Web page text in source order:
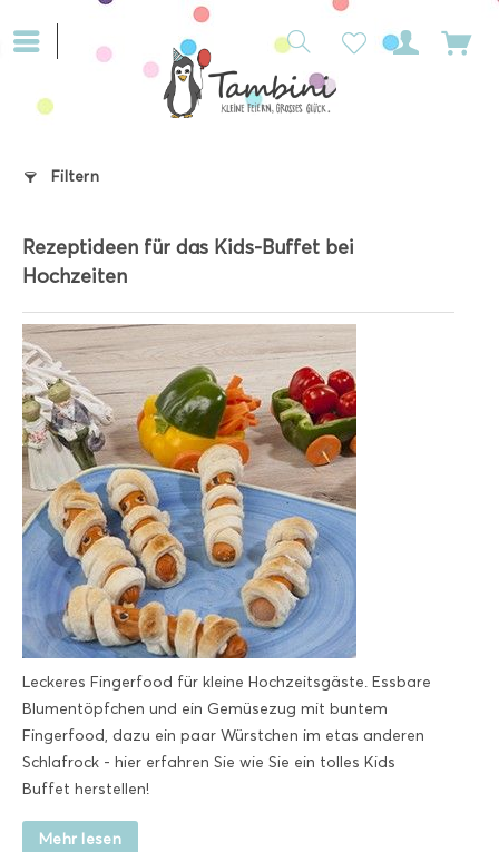
Filtern
Rezeptideen für das Kids-Buffet bei
Hochzeiten
Leckeres Fingerfood für kleine Hochzeitsgäste. Essbare
Blumentöpfchen und ein Gemüsezug mit buntem
Fingerfood, dazu ein paar Würstchen im etas anderen
Schlafrock - hier erfahren Sie wie Sie ein tolles Kids
Buffet herstellen!
Mehr lesen